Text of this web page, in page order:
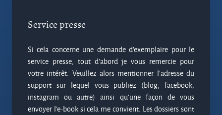
Service presse
Si cela concerne une demande d’exemplaire pour le
service presse, tout d'abord je vous remercie pour
votre intérêt. Veuillez alors mentionner l’adresse du
support sur lequel vous publiez (blog, facebook,
instagram ou autre) ainsi qu’une façon de vous
envoyer l'e-book si cela me convient. Les dossiers sont